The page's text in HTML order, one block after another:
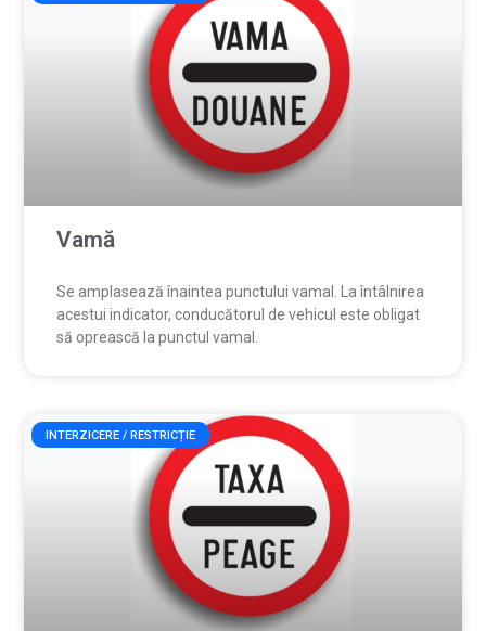
Vamă
Se amplasează înaintea punctului vamal. La întâlnirea
acestui indicator, conducătorul de vehicul este obligat
să oprească la punctul vamal.
INTERZICERE / RESTRICȚIE